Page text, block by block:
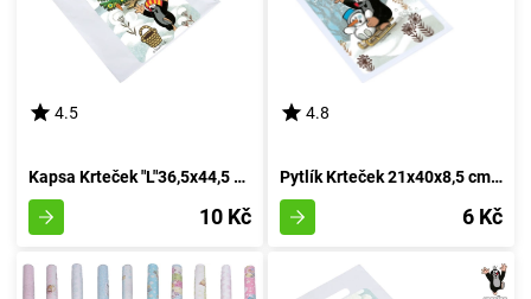
4.5
Kapsa Krteček "L"36,5x44,5 cm SVÁTKY
10 Kč
4.8
Pytlík Krteček 21x40x8,5 cm SVÁTKY
6 Kč